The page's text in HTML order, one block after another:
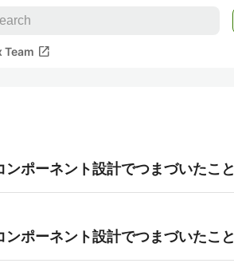
Team open_in_new
ポーネント設計でつまづいたこと
ポーネント設計でつまづいたこと